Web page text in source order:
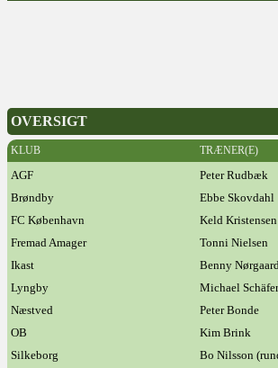
OVERSIGT
KLUB TRÆNER(E)
AGF
Peter Rudbæk
Brøndby
Ebbe Skovdahl
FC København
Keld
Fremad Amager
Tonni Nielsen
Ikast
Benny
Lyngby
Michael Schäfer
Næstved
Peter Bonde
OB
Kim Brink
Silkeborg
Bo Nilsson